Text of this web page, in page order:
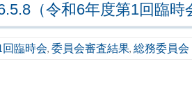
（令和6年度第1回臨時
回臨時会, 委員会審査結果, 総務委員会